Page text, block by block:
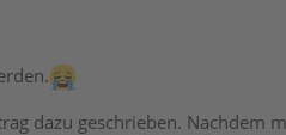
dazu geschrieben. Nachdem